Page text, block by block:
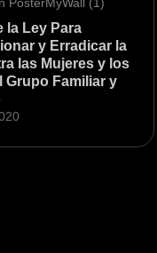
la Ley Para
y Erradicar la
las Mujeres y los
Grupo Familiar y